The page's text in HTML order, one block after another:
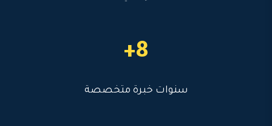
8+
سنوات خبرة متخصصة